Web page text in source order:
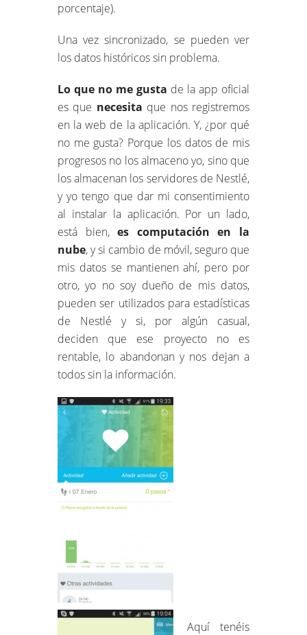
porcentaje).
Una vez sincronizado, se pueden ver
los datos históricos sin problema.
Lo que no me gusta de la app oficial
es que necesita que nos registremos
en la web de la aplicación. Y, ¿por qué
no me gusta? Porque los datos de mis
progresos no los almaceno yo, sino que
los almacenan los servidores de Nestlé,
y yo tengo que dar mi consentimiento
al instalar la aplicación. Por un lado,
está bien,es computación en la
nube, y si cambio de móvil, seguro que
mis datos se mantienen ahí, pero por
otro, yo no soy dueño de mis datos,
pueden ser utilizados para estadísticas
de Nestlé y si, por algún casual,
deciden que ese proyecto no es
rentable, lo abandonan y nos dejan a
todos sin la información.
Aquí tenéis